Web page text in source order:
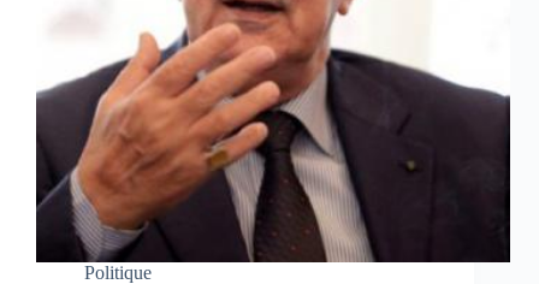
Politique